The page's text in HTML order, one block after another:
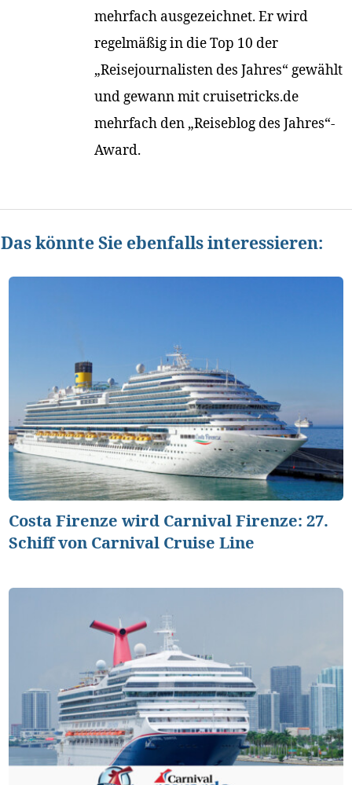
mehrfach ausgezeichnet. Er wird
regelmäßig in die Top 10 der
„Reisejournalisten des Jahres“ gewählt
und gewann mit cruisetricks.de
mehrfach den „Reiseblog des Jahres“-
Award.
Das könnte Sie ebenfalls interessieren:
Costa Firenze wird Carnival Firenze: 27.
Schiff von Carnival Cruise Line